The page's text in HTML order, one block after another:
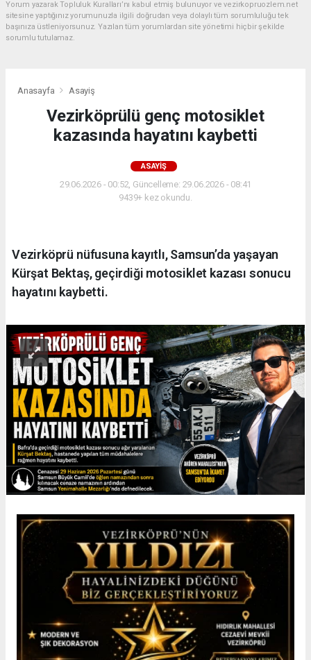
Yorum yazarak Topluluk Kuralları’nı kabul etmiş bulunuyor ve vezirkopruozlem.net
sitesine yaptığınız yorumunuzla ilgili doğrudan veya dolaylı tüm sorumluluğu tek
başınıza üstleniyorsunuz. Yazılan tüm yorumlardan site yönetimi hiçbir şekilde
sorumlu tutulamaz.
Anasayfa Asayiş
Vezirköprülü genç motosiklet
kazasında hayatını kaybetti
ASAYIŞ
29.06.2026 - 00:52, Güncelleme: 29.06.2026 - 08:41
9439+ kez okundu.
Vezirköprü nüfusuna kayıtlı, Samsun’da yaşayan
Kürşat Bektaş, geçirdiği motosiklet kazası sonucu
hayatını kaybetti.